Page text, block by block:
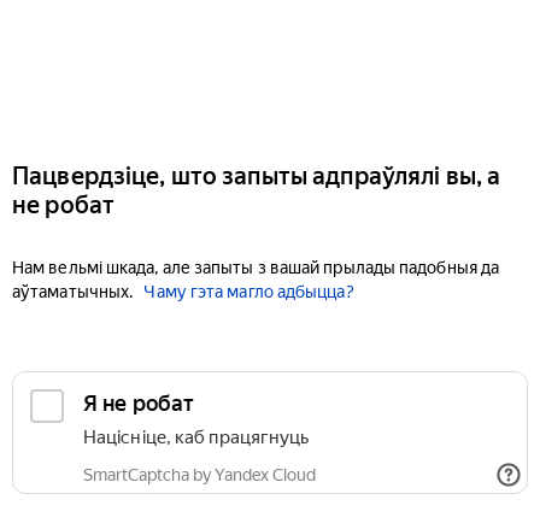
Пацвердзіце, што запыты адпраўлялі вы, а
не робат
Нам вельмі шкада, але запыты з вашай прылады падобныя да
аўтаматычных.
Чаму гэта магло адбыцца?
Я не робат
Націсніце, каб працягнуць
SmartCaptcha by Yandex Cloud